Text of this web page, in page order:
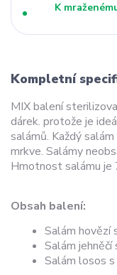
K
Kompletní
MIX balení
dárek. protože je
salámů. Každý
mrkve. Salámy
Hmotnost salámu je
Obsah balení:
Salám hovězí
Salám
Salám losos